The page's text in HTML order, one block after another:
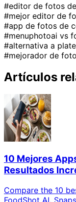
#editor de fotos
#mejor editor de
#app de fotos de
#menuphotoai vs
#alternativa a
#mejorador de
Artículos
10 Mejores
Resultados
Compare the 10
FoodShot AI,